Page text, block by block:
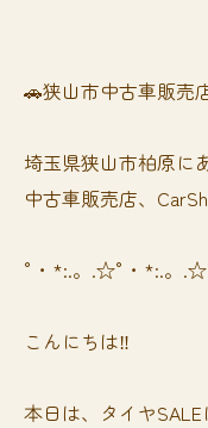
🚗狭山市中古車販売
埼玉県狭山市柏原に
中古車販売店、
°・*:.。.☆°・*:.。
こんにちは‼️
本日は、タイヤSALE